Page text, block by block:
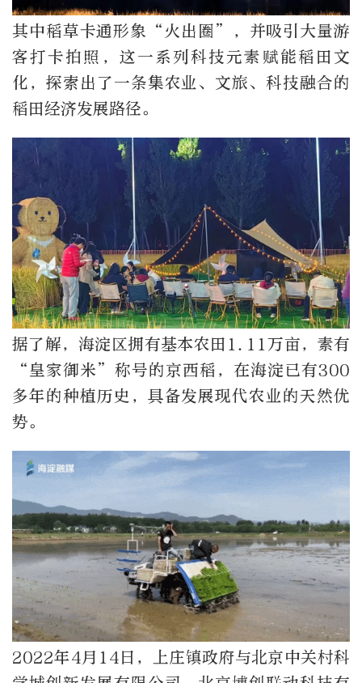
其中稻草卡通形象“火出圈”，并吸引大量游
客打卡拍照，这一系列科技元素赋能稻田文
化，探索出了一条集农业、文旅、科技融合的
稻田经济发展路径。
据了解，海淀区拥有基本农田1.11万亩，素有
“皇家御米”称号的京西稻，在海淀已有300
多年的种植历史，具备发展现代农业的天然优
势。
2022年4月14日，上庄镇政府与北京中关村科